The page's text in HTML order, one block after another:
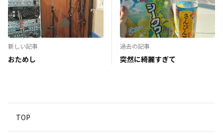
新しい記事
おためし
過去の記事
突然に綺麗すぎて
TOP